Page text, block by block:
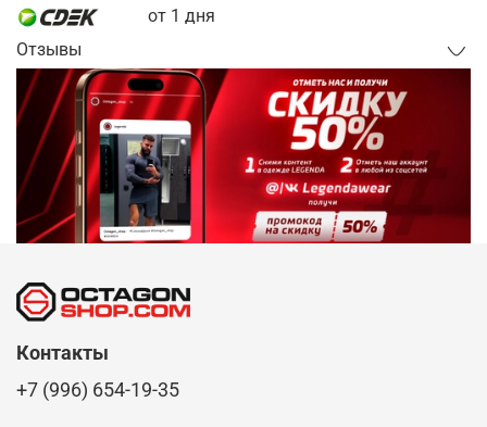
от 1 дня
Отзывы
Контакты
+7 (996) 654-19-35